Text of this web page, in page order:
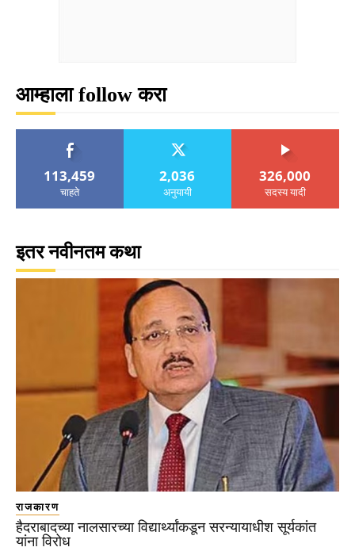
आम्हाला follow करा
113,459
चाहते
2,036
अनुयायी
326,000
सदस्य यादी
इतर नवीनतम कथा
राजकारण
हैदराबादच्या नालसारच्या विद्यार्थ्यांकडून सरन्यायाधीश सूर्यकांत
यांना विरोध